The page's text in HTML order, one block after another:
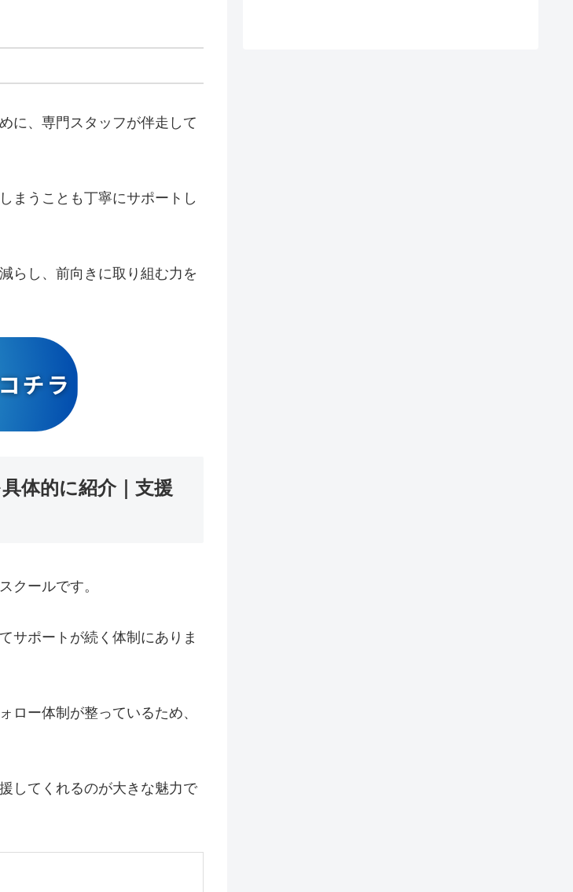
に、専門スタッフが伴走して
まうことも丁寧にサポートし
らし、前向きに取り組む力を
体的に紹介｜支援
クールです。
サポートが続く体制にありま
ロー体制が整っているため、
してくれるのが大きな魅力で